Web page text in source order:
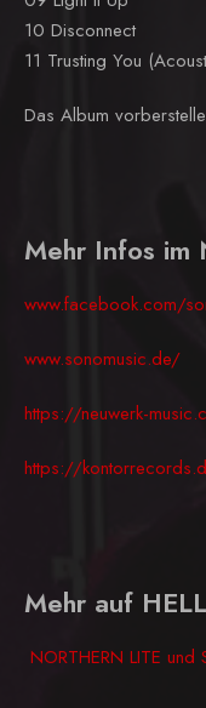
10 Disconnect
11 Trusting You
Das Album
Mehr Infos im
www.facebook.com/
www.sonomusic.de/
https://neuwerk-
https://
Mehr auf
NORTHERN LITE